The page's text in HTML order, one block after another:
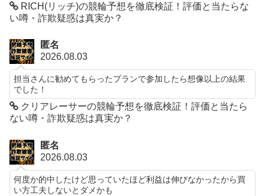
RICH(リッチ)の競輪予想を徹底検証！評価と当たらな
い噂・詐欺疑惑は真実か？
匿名
2026.08.03
担当さんに勧めてもらったプランで参加したら想像以上の結果
でした！
クリアレーサーの競輪予想を徹底検証！評価と当たら
ない噂・詐欺疑惑は真実か？
匿名
2026.08.03
何度か的中したけど思っていたほど利益は伸びなかったから買
い方工夫しないとダメかも